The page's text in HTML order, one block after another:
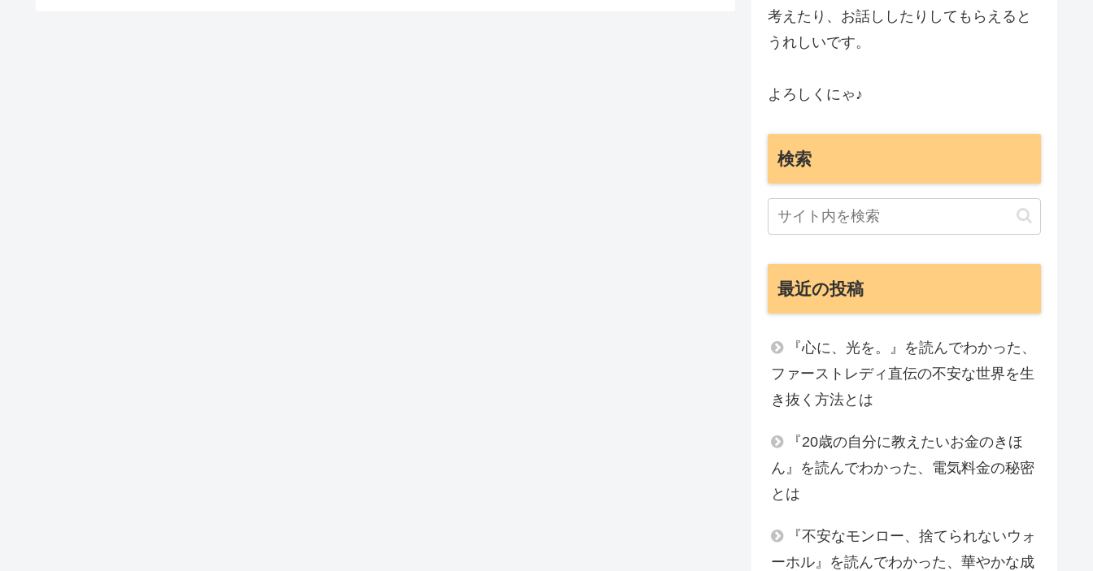
考えたり、お話ししたりしてもらえると
うれしいです。
よろしくにゃ♪
検索
最近の投稿
『心に、光を。』を読んでわかった、
ファーストレディ直伝の不安な世界を生
き抜く方法とは
『20歳の自分に教えたいお金のきほ
ん』を読んでわかった、電気料金の秘密
とは
『不安なモンロー、捨てられないウォ
ーホル』を読んでわかった、華やかな成